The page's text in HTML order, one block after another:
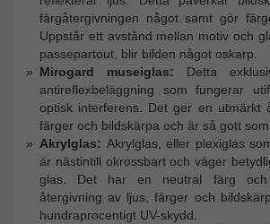
färgåtergivningen något samt gör
Uppstår ett avstånd mellan motiv och
passepartout, blir bilden något oskarp.
Mirogard museiglas: Detta
antireflexbeläggning som fungerar
optisk interferens. Det ger en utmärkt
färger och bildskärpa och är så gott
Akrylglas: Akrylglas, eller plexiglas
är nästintill okrossbart och väger
glas. Det har en neutral färg
återgivning av ljus, färger och
hundraprocentigt UV-skydd.